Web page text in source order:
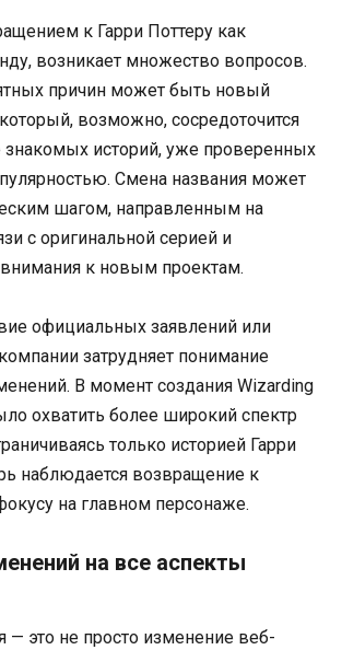
к Гарри Поттеру как
возникает множество вопросов.
причин может быть новый
возможно, сосредоточится
знакомых историй, уже проверенных
Смена названия может
шагом, направленным на
с оригинальной серией и
к новым проектам.
официальных заявлений или
затрудняет понимание
В момент создания Wizarding
охватить более широкий спектр
только историей Гарри
наблюдается возвращение к
на главном персонаже.
на все аспекты
— это не просто изменение веб-